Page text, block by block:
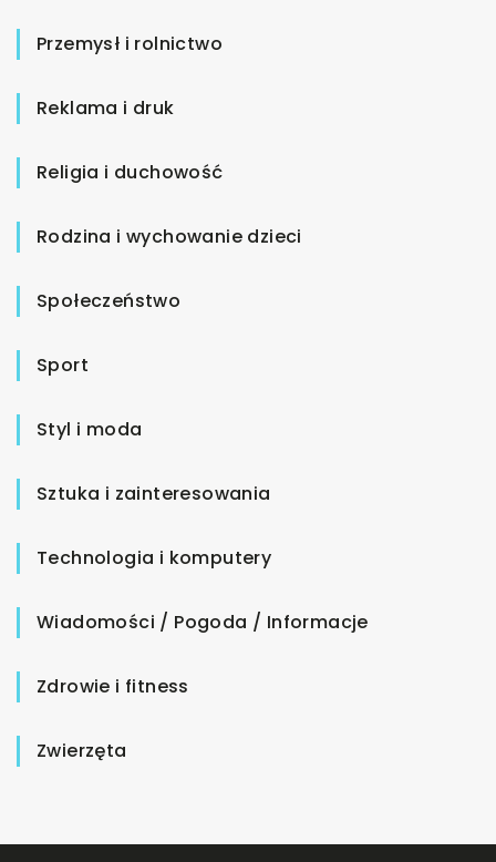
Przemysł i rolnictwo
Reklama i druk
Religia i duchowość
Rodzina i wychowanie dzieci
Społeczeństwo
Sport
Styl i moda
Sztuka i zainteresowania
Technologia i komputery
Wiadomości / Pogoda / Informacje
Zdrowie i fitness
Zwierzęta